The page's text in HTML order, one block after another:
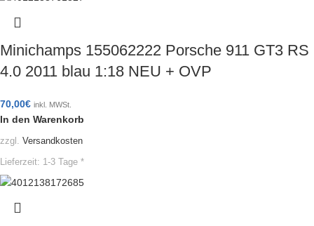
Minichamps 155062222 Porsche 911 GT3 RS
4.0 2011 blau 1:18 NEU + OVP
70,00€ inkl. MWSt.
In den Warenkorb
zzgl. Versandkosten
Lieferzeit: 1-3 Tage *